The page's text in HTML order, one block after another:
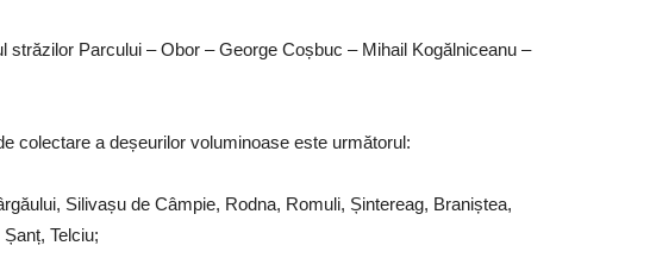
străzilor Parcului – Obor – George Coșbuc – Mihail Kogălniceanu –
colectare a deșeurilor voluminoase este următorul:
Silivașu de Câmpie, Rodna, Romuli, Șintereag, Braniștea,
Telciu;